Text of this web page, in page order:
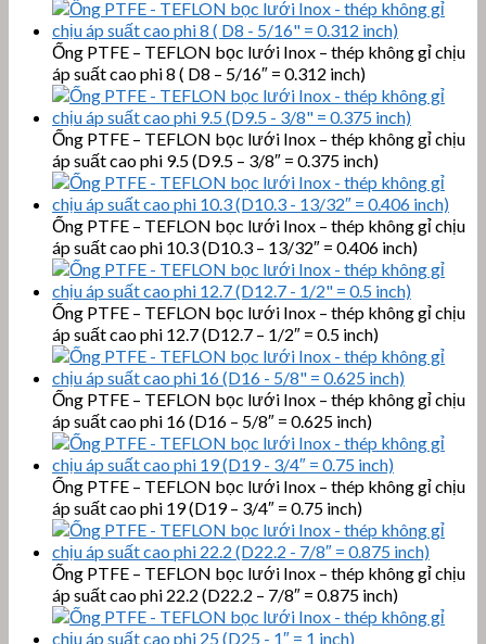
Ống PTFE – TEFLON bọc lưới Inox – thép không gỉ chịu
áp suất cao phi 8 ( D8 – 5/16″ = 0.312 inch)
Ống PTFE – TEFLON bọc lưới Inox – thép không gỉ chịu
áp suất cao phi 9.5 (D9.5 – 3/8″ = 0.375 inch)
Ống PTFE – TEFLON bọc lưới Inox – thép không gỉ chịu
áp suất cao phi 10.3 (D10.3 – 13/32″ = 0.406 inch)
Ống PTFE – TEFLON bọc lưới Inox – thép không gỉ chịu
áp suất cao phi 12.7 (D12.7 – 1/2″ = 0.5 inch)
Ống PTFE – TEFLON bọc lưới Inox – thép không gỉ chịu
áp suất cao phi 16 (D16 – 5/8″ = 0.625 inch)
Ống PTFE – TEFLON bọc lưới Inox – thép không gỉ chịu
áp suất cao phi 19 (D19 – 3/4″ = 0.75 inch)
Ống PTFE – TEFLON bọc lưới Inox – thép không gỉ chịu
áp suất cao phi 22.2 (D22.2 – 7/8″ = 0.875 inch)